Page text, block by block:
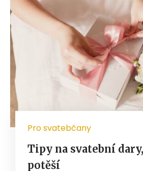
Pro svatebčany
Tipy na svatební
potěší